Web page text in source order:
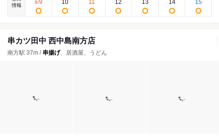
情報
8/9 10 11 12 13 14 15
串カツ田中 西中島南方店
南方駅 37m / 串揚げ、居酒屋、うどん